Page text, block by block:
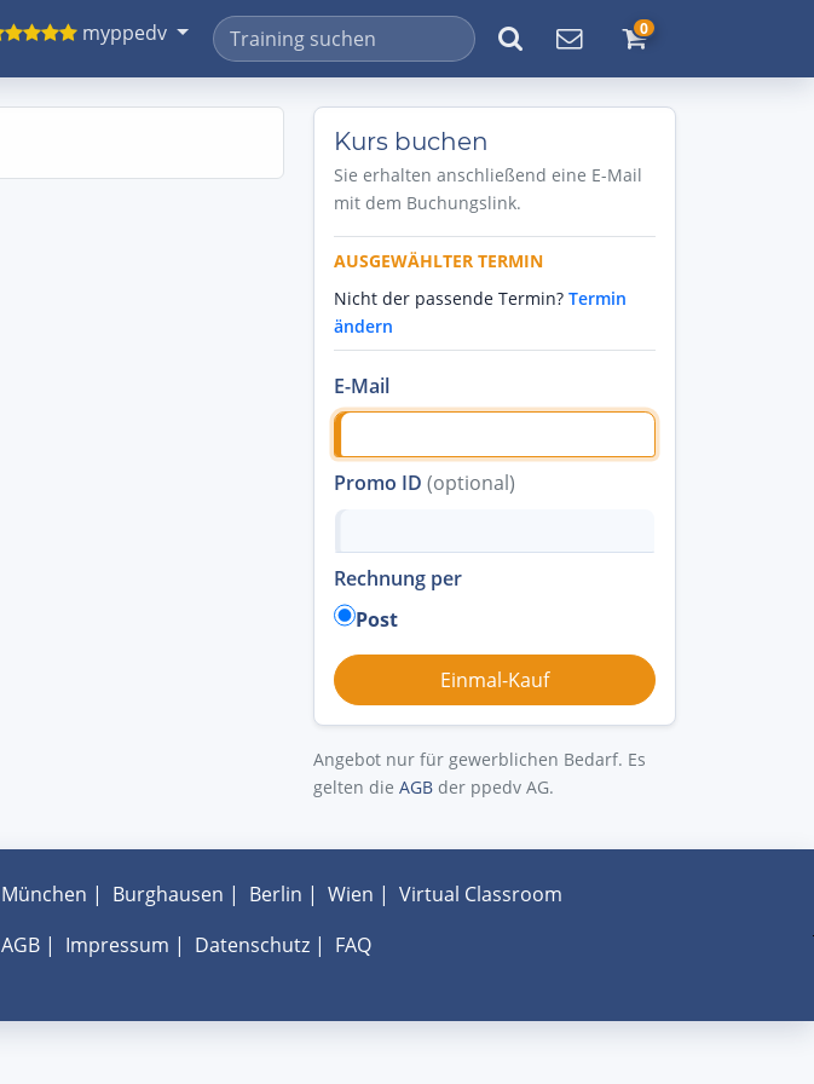
myppedv 0
Kurs buchen
Sie erhalten anschließend eine E-Mail
mit dem Buchungslink.
AUSGEWÄHLTER TERMIN
Nicht der passende Termin? Termin
ändern
E-Mail
Promo ID (optional)
Rechnung per
Post
Angebot nur für gewerblichen Bedarf. Es
gelten die AGB der ppedv AG.
München | Burghausen | Berlin | Wien | Virtual Classroom
AGB| Impressum | Datenschutz| FAQ